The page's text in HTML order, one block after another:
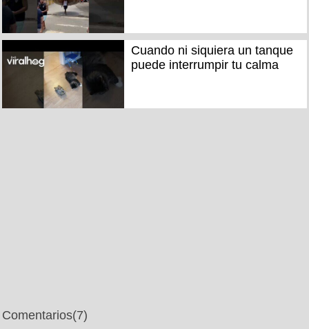
Cuando ni siquiera un tanque
puede interrumpir tu calma
Comentarios(7)